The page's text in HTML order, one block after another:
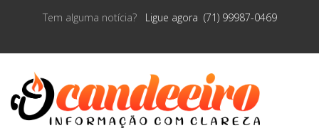
Tem alguma notícia? Ligue agora (71) 99987-0469